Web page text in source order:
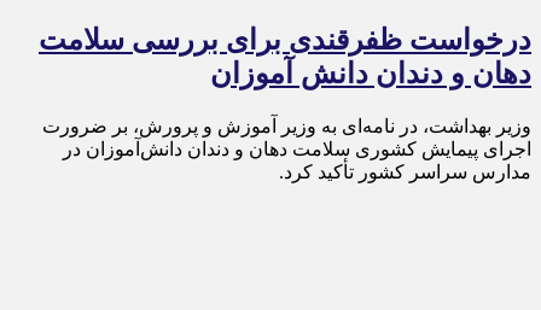
درخواست ظفرقندی برای بررسی سلامت
دهان و دندان دانش آموزان
وزیر بهداشت، در نامه‌ای به وزیر آموزش و پرورش، بر ضرورت
اجرای پیمایش کشوری سلامت دهان و دندان دانش‌آموزان در
مدارس سراسر کشور تأکید کرد.